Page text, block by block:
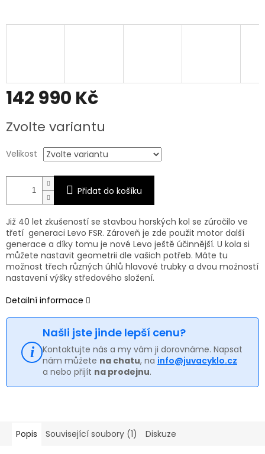
142 990 Kč
cena:
Zvolte variantu
Velikost
Přidat do košíku
Již 40 let zkušeností se stavbou horských kol se zúročilo ve
třetí generaci Levo FSR. Zároveň je zde použit motor další
generace a díky tomu je nové Levo ještě účinnější. U kola si
můžete nastavit geometrii dle vašich potřeb. Máte tu
možnost třech různých úhlů hlavové trubky a dvou možností
nastavení výšky středového složení.
Detailní informace
Našli jste jinde lepší cenu?
Kontaktujte nás a my vám ji dorovnáme. Napsat
nám můžete na chatu, na info@juvacyklo.cz
a nebo přijít na prodejnu.
Popis Související soubory (1) Diskuze